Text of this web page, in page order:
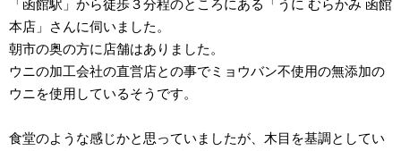
「函館駅」から徒歩３分程のところにある「うに むらかみ 函館
本店」さんに伺いました。
朝市の奥の方に店舗はありました。
ウニの加工会社の直営店との事でミョウバン不使用の無添加の
ウニを使用しているそうです。
食堂のような感じかと思っていましたが、木目を基調としてい